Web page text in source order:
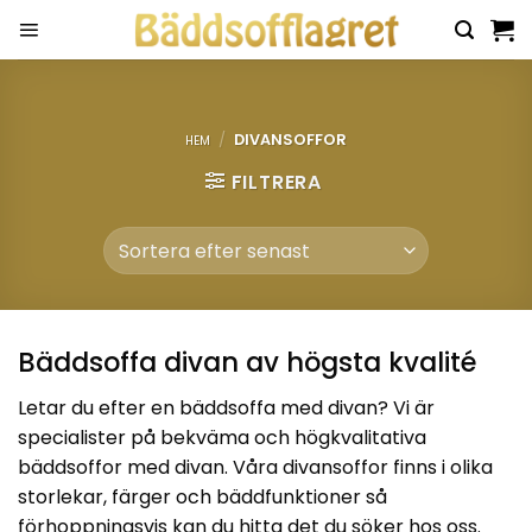
HEM / DIVANSOFFOR
FILTRERA
Bäddsoffa divan av högsta kvalité
Letar du efter en bäddsoffa med divan? Vi är
specialister på bekväma och högkvalitativa
bäddsoffor med divan. Våra divansoffor finns i olika
storlekar, färger och bäddfunktioner så